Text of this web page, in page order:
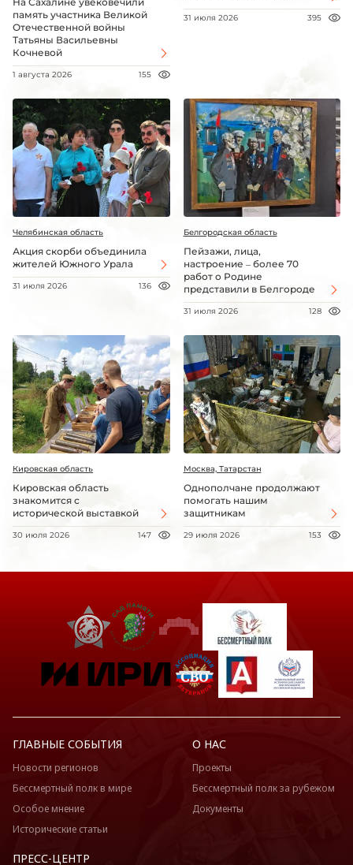
память участника Великой
Отечественной войны
Татьяны Васильевны
Кочневой
1 августа 2026 155
31 июля 2026 395
Челябинская область
Акция скорби объединила
жителей Южного Урала
31 июля 2026 136
Белгородская область
Пейзажи, лица,
настроение – более 70
работ о Родине
представили в Белгороде
31 июля 2026 128
Кировская область
Кировская область
знакомится с
исторической выставкой
30 июля 2026 147
Москва, Татарстан
Однополчане продолжают
помогать нашим
защитникам
29 июля 2026 153
ГЛАВНЫЕ СОБЫТИЯ
Новости регионов
Бессмертный полк в мире
Особое мнение
Исторические статьи
О НАС
Проекты
Бессмертный полк за рубежом
Документы
ПРЕСС-ЦЕНТР